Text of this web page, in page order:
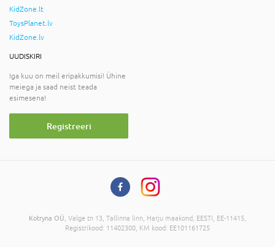
KidZone.lt
ToysPlanet.lv
KidZone.lv
UUDISKIRI
Iga kuu on meil eripakkumisi! Ühine
meiega ja saad neist teada
esimesena!
Registreeri
Kotryna OÜ , Valge tn 13, Tallinna linn, Harju maakond, EESTI, EE-11415,
Registrikood: 11402300, KM kood: EE101161725